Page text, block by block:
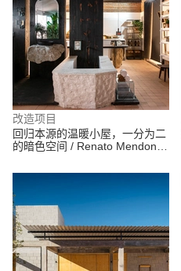
改造项目
回归本源的温暖小屋，一分为二
的暗色空间 / Renato Mendonça